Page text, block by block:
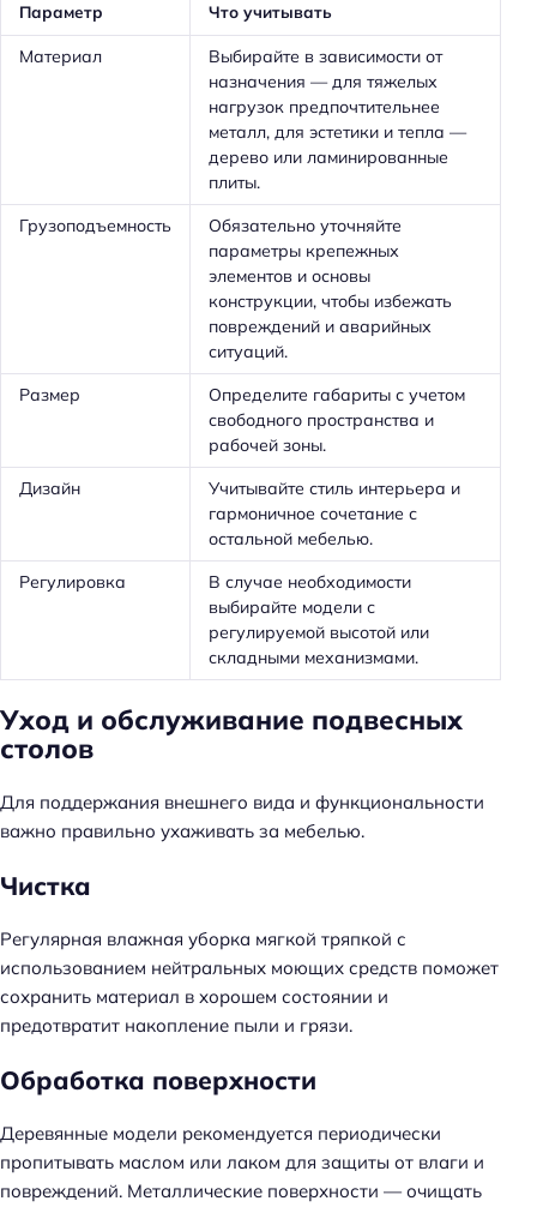
Параметр Что учитывать
Материал
Выбирайте в зависимости от
назначения — для тяжелых
нагрузок предпочтительнее
металл, для эстетики и тепла —
дерево или ламинированные
плиты.
Грузоподъемность
Обязательно уточняйте
параметры крепежных
элементов и основы
конструкции, чтобы избежать
повреждений и аварийных
ситуаций.
Размер
Определите габариты с учетом
свободного пространства и
рабочей зоны.
Дизайн
Учитывайте стиль интерьера и
гармоничное сочетание с
остальной мебелью.
Регулировка
В случае необходимости
выбирайте модели с
регулируемой высотой или
складными механизмами.
Уход и обслуживание подвесных
столов
Для поддержания внешнего вида и функциональности
важно правильно ухаживать за мебелью.
Чистка
Регулярная влажная уборка мягкой тряпкой с
использованием нейтральных моющих средств поможет
сохранить материал в хорошем состоянии и
предотвратит накопление пыли и грязи.
Обработка поверхности
Деревянные модели рекомендуется периодически
пропитывать маслом или лаком для защиты от влаги и
повреждений. Металлические поверхности — очищать